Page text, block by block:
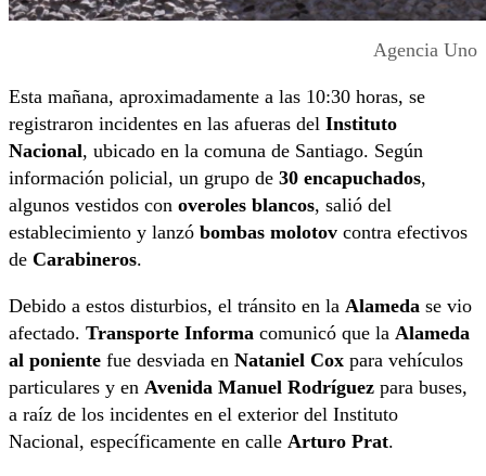
Agencia Uno
Esta mañana, aproximadamente a las 10:30 horas, se
registraron incidentes en las afueras del Instituto
Nacional, ubicado en la comuna de Santiago. Según
información policial, un grupo de 30 encapuchados,
algunos vestidos con overoles blancos, salió del
establecimiento y lanzó bombas molotov contra efectivos
de Carabineros.
Debido a estos disturbios, el tránsito en la Alameda se vio
afectado. Transporte Informa comunicó que la Alameda
al poniente fue desviada en Nataniel Cox para vehículos
particulares y en Avenida Manuel Rodríguez para buses,
a raíz de los incidentes en el exterior del Instituto
Nacional, específicamente en calle Arturo Prat.